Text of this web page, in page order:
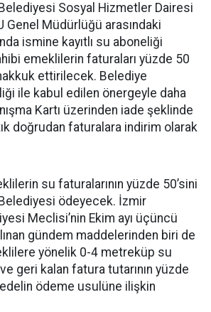
Sosyal Hizmetler Dairesi
Genel Müdürlüğü arasındaki
ismine kayıtlı su aboneliği
emeklilerin faturaları yüzde 50
ettirilecek. Belediye
ile kabul edilen önergeyle daha
Kartı üzerinden iade şeklinde
doğrudan faturalara indirim olarak
su faturalarının yüzde 50’sini
ödeyecek. İzmir
Meclisi’nin Ekim ayı üçüncü
gündem maddelerinden biri de
yönelik 0-4 metreküp su
geri kalan fatura tutarının yüzde
ödeme usulüne ilişkin